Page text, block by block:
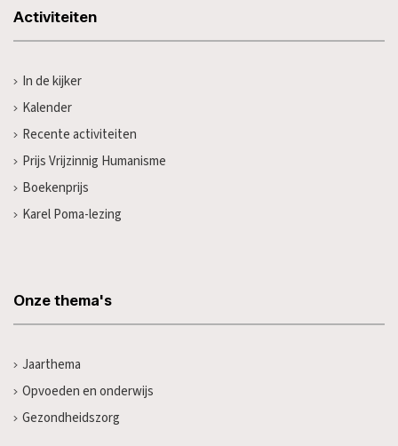
Activiteiten
In de kijker
Kalender
Recente activiteiten
Prijs Vrijzinnig Humanisme
Boekenprijs
Karel Poma-lezing
Onze thema's
Jaarthema
Opvoeden en onderwijs
Gezondheidszorg